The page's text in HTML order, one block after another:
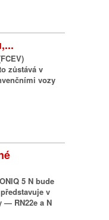
zůstává v
vozy
5 N bude
v
— RN22e a N